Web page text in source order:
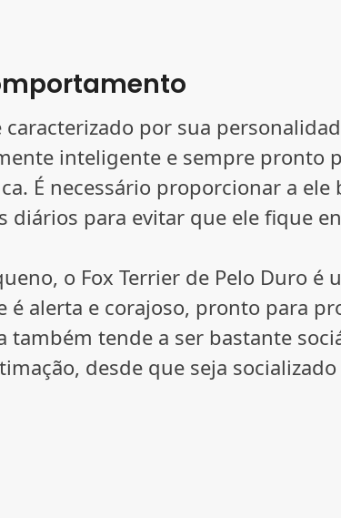
caracterizado por sua
inteligente e sempre pronto
É necessário proporcionar a ele
diários para evitar que ele fique
o Fox Terrier de Pelo Duro é
é alerta e corajoso, pronto para
também tende a ser bastante
desde que seja